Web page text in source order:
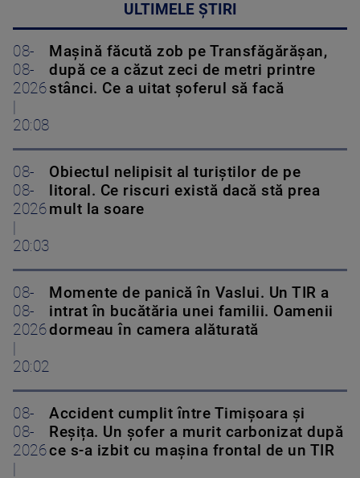
ULTIMELE ȘTIRI
08-
08-
2026
20:08
Mașină făcută zob pe Transfăgărășan,
după ce a căzut zeci de metri printre
stânci. Ce a uitat șoferul să facă
08-
08-
2026
20:03
Obiectul nelipisit al turiștilor de pe
litoral. Ce riscuri există dacă stă prea
mult la soare
08-
08-
2026
20:02
Momente de panică în Vaslui. Un TIR a
intrat în bucătăria unei familii. Oamenii
dormeau în camera alăturată
08-
08-
2026
Accident cumplit între Timișoara și
Reșița. Un șofer a murit carbonizat după
ce s-a izbit cu mașina frontal de un TIR